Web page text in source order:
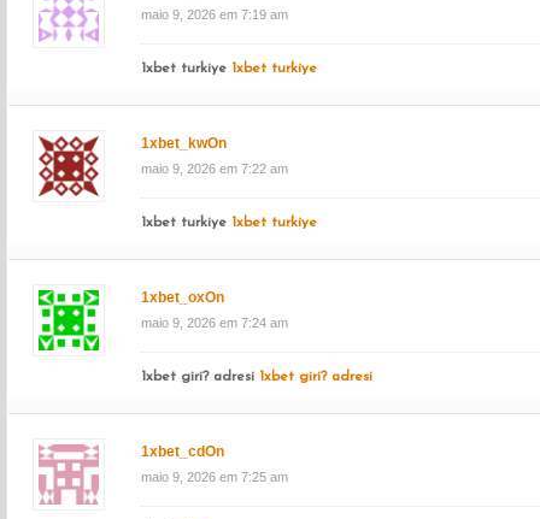
maio 9, 2026 em 7:19 am
1xbet turkiye 1xbet turkiye
1xbet_kwOn
maio 9, 2026 em 7:22 am
1xbet turkiye 1xbet turkiye
1xbet_oxOn
maio 9, 2026 em 7:24 am
1xbet giri? adresi 1xbet giri? adresi
1xbet_cdOn
maio 9, 2026 em 7:25 am